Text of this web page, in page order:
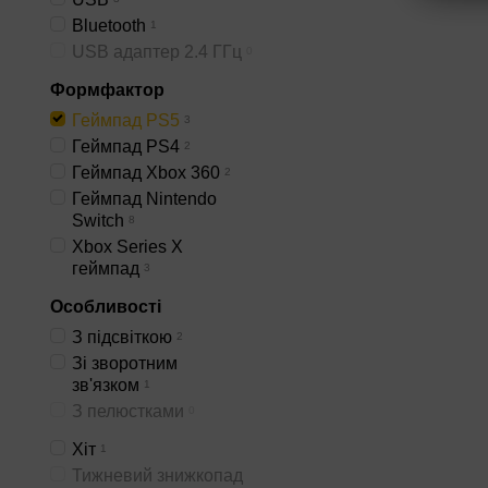
Bluetooth 1
USB адаптер 2.4 ГГц
Формфактор
Геймпад PS5
3
Геймпад PS4 2
Геймпад Xbox 360 2
Геймпад Nintendo
Switch 8
Xbox Series X
геймпад
3
Особливості
З підсвіткою 2
Зі зворотним
зв'язком
1
З пелюстками
Хіт 1
Тижневий знижкопад